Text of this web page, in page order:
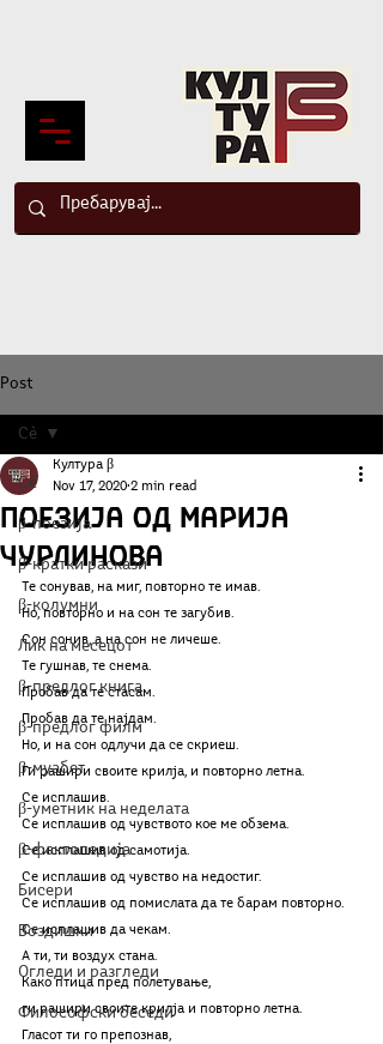
Post
Сè
β-поезија
β-кратки раскази
β-колумни
Лик на месецот
β-предлог книга
β-предлог филм
β-муабет
β-уметник на неделата
β-фактопедија
Бисери
Воздишки
Огледи и разгледи
Философски беседи
Сè
Поезија од Марија
Чурлинова
Култура β
Nov 17, 2020 2 min read
Те сонував, на миг, повторно те имав.
Но, повторно и на сон те загубив.
Сон сонив, а на сон не личеше.
Те гушнав, те снема.
Пробав да те стасам.
Пробав да те најдам.
Но, и на сон одлучи да се скриеш.
Ги рашири своите крилја, и повторно летна.
Се исплашив.
Се исплашив од чувството кое ме обзема.
Се исплашив од самотија.
Се исплашив од чувство на недостиг.
Се исплашив од помислата да те барам повторно.
Се исплашив да чекам.
А ти, ти воздух стана.
Како птица пред полетување,
ги рашири своите крилја и повторно летна.
Гласот ти го препознав,